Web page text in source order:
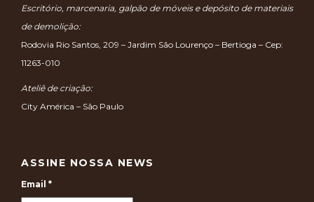
Escritório, marcenaria, galpão de móveis e depósito de materiais
de demolição:
Rodovia Rio Santos, 209 – Jardim São Lourenço – Bertioga – Cep:
11263-010
Ateliê de criação:
City América – São Paulo
ASSINE NOSSA NEWS
Email *